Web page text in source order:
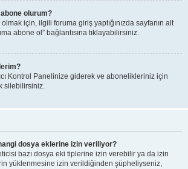
olurum?
için, ilgili foruma giriş yaptığınızda sayfanın alt
abone ol” bağlantısına tıklayabilirsiniz.
Kontrol Panelinize giderek ve abonelikleriniz için
silebilirsiniz.
dosya eklerine izin veriliyor?
bazı dosya eki tiplerine izin verebilir ya da izin
yüklenmesine izin verildiğinden şüpheliyseniz,